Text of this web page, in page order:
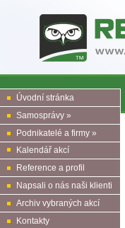
Úvodní stránka
Samosprávy »
Podnikatelé a firmy »
Kalendář akcí
Reference a profil
Napsali o nás naši klienti
Archiv vybraných akcí
Kontakty